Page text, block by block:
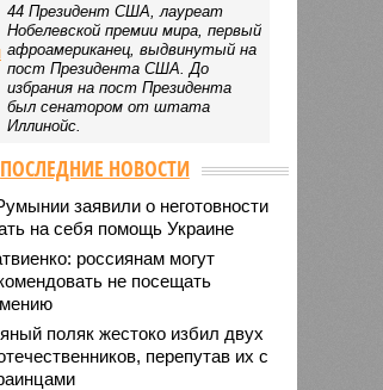
44 Президент США, лауреат
Нобелевской премии мира, первый
афроамериканец, выдвинутый на
пост Президента США. До
избрания на пост Президента
был сенатором от штата
Иллинойс.
ПОСЛЕДНИЕ НОВОСТИ
заявили о неготовности
на себя помощь Украине
россиянам могут
не посещать
поляк жестоко избил двух
перепутав их с